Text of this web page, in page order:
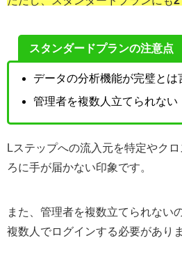
スタンダードプランの注意点
データの分析機能が完璧とは
管理者を複数人立てられない
Lステップへの流入元を特定やク
ろに手が届かない印象です。
また、管理者を複数立てられない
複数人でログインする必要がありま